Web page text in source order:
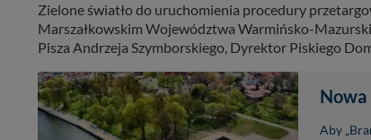
Zielone światło do uruchomienia procedury
Marszałkowskim Województwa Warmińsko-
Pisza Andrzeja Szymborskiego, Dyrektor Piskiego
Nowa
Aby